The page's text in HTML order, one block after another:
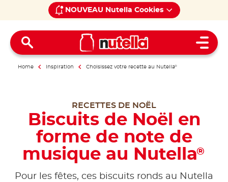
NOUVEAU Nutella Cookies
Open
Home Inspiration Choisissez votre recette au Nutella®
RECETTES DE NOËL
Biscuits de Noël en
forme de note de
musique au Nutella®
Pour les fêtes, ces biscuits ronds au Nutella